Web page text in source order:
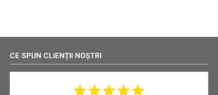
CE SPUN CLIENȚII NOȘTRI